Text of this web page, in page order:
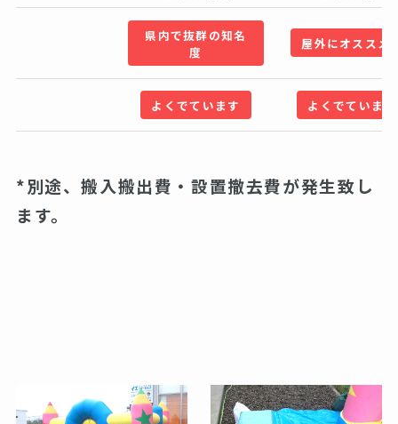
県内で抜群の知名
度
屋外にオススメ
よくでています よくでています
*別途、搬入搬出費・設置撤去費が発生致し
ます。